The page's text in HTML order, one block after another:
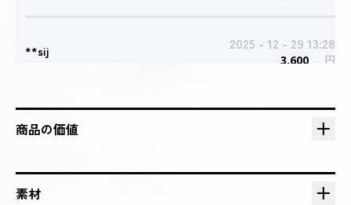
**sij 2025 - 12 - 29 13:28
3,600 円
2025 - 12 - 28 19:27
円
**sij 2025 - 12 - 28 10:03
円
商品の価値
素材